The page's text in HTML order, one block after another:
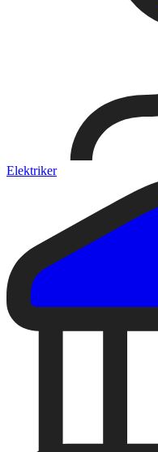
Elektriker